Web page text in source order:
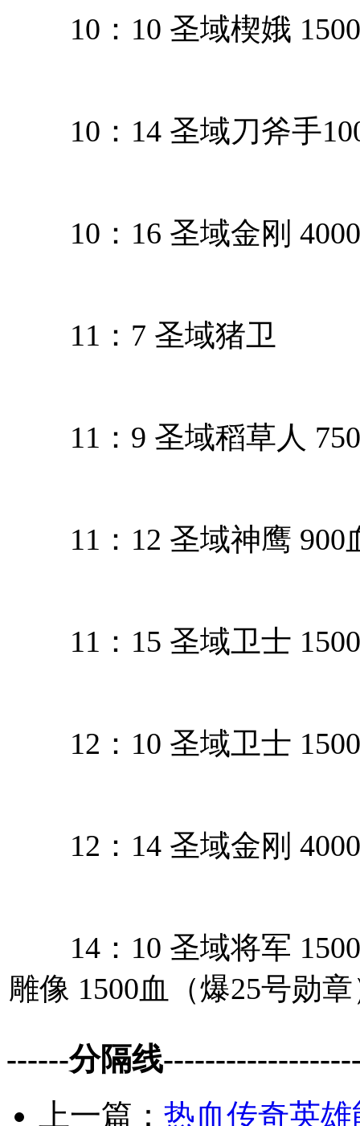
10：10 圣域楔娥
10：14 圣域刀斧手
10：16 圣域金刚 4000
11：7 圣域猪卫
11：9 圣域稻草人 750
11：12 圣域神鹰 900
11：15 圣域卫士
12：10 圣域卫士
12：14 圣域金刚 4000
14：10 圣域将军 1500
雕像 1500血（爆25号勋
------分隔线
上一篇： 热血传奇英